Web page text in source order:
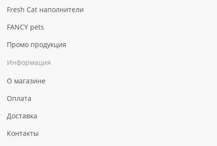
Fresh Cat наполнители
FANCY pets
Промо продукция
Информация
О магазине
Оплата
Доставка
Контакты